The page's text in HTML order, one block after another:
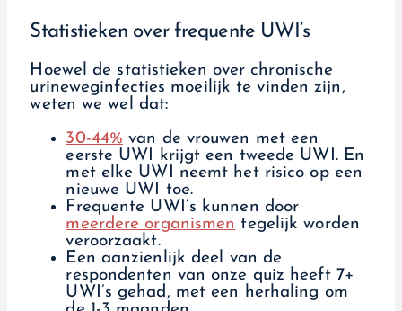
Statistieken over frequente UWI’s
Hoewel de statistieken over chronische
urineweginfecties moeilijk te vinden zijn,
weten we wel dat:
30-44% van de vrouwen met een
eerste UWI krijgt een tweede UWI. En
met elke UWI neemt het risico op een
nieuwe UWI toe.
Frequente UWI’s kunnen door
meerdere organismen tegelijk worden
veroorzaakt.
Een aanzienlijk deel van de
respondenten van onze quiz heeft 7+
UWI’s gehad, met een herhaling om